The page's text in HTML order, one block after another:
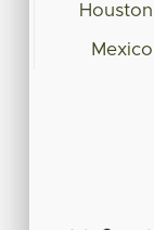
Houston
Mexico